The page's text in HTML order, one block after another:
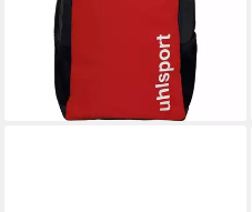
ab 22,63 €
lieferbar - in 5-6 Werktagen bei dir